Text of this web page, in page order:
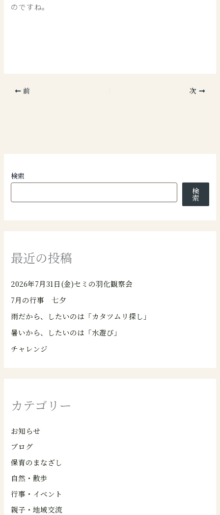
のですね。
前 次
検索
検
索
最近の投稿
2026年7月31日(金)セミの羽化観察会
7月の行事 七夕
雨だから、したいのは「カタツムリ探し」
暑いから、したいのは「水遊び」
チャレンジ
カテゴリー
お知らせ
ブログ
保育のまなざし
自然・散歩
行事・イベント
親子・地域交流